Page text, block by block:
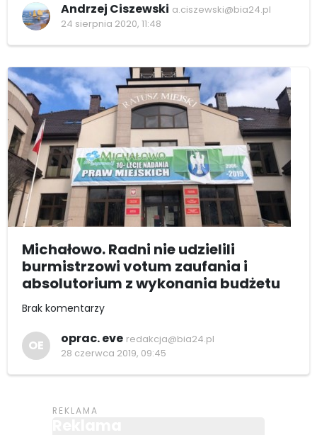
Andrzej Ciszewski a.ciszewski@bia24.pl
24 sierpnia 2020, 11:48
Michałowo. Radni nie udzielili
burmistrzowi votum zaufania i
absolutorium z wykonania budżetu
Brak komentarzy
OE oprac. eve redakcja@bia24.pl
28 czerwca 2019, 09:45